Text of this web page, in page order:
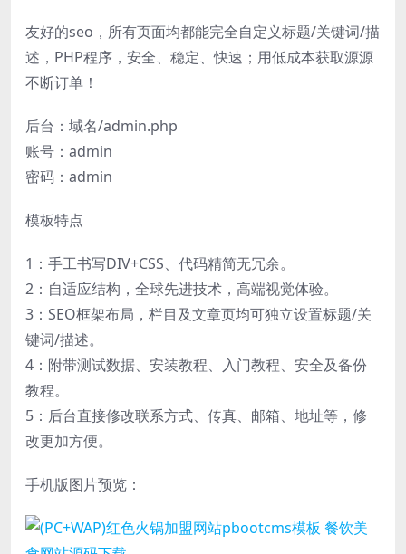
友好的seo，所有页面均都能完全自定义标题/关键词/描
述，PHP程序，安全、稳定、快速；用低成本获取源源
不断订单！
后台：域名/admin.php
账号：admin
密码：admin
模板特点
1：手工书写DIV+CSS、代码精简无冗余。
2：自适应结构，全球先进技术，高端视觉体验。
3：SEO框架布局，栏目及文章页均可独立设置标题/关
键词/描述。
4：附带测试数据、安装教程、入门教程、安全及备份
教程。
5：后台直接修改联系方式、传真、邮箱、地址等，修
改更加方便。
手机版图片预览：